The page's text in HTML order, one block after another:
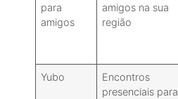
para
amigos
amigos na sua
região
Yubo
Encontros
presenciais para